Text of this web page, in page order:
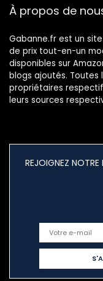
À propos de
Gabanne.fr est un
de prix tout-en-un
disponibles sur
blogs ajoutés. Toutes
propriétaires
leurs sources
REJOIGNEZ NOTRE